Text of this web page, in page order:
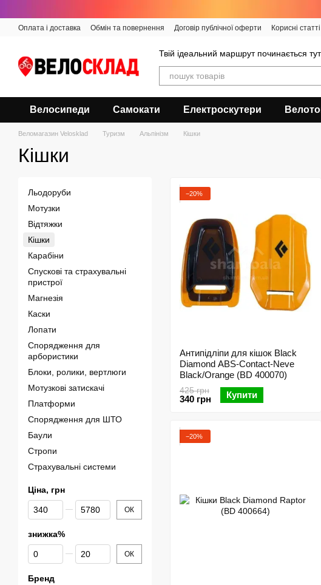
Оплата і доставка Обмін та повернення Договір публічної оферти Корисні статті
Твій ідеальний маршрут починається
Велосипеди Самокати Електроскутери
Веломагазин Velosklad Туризм Альпінізм Кішки
Кішки
−20%
Антипідліпи для кішок Black
Diamond ABS-Contact-Neve
Black/Orange (BD 400070)
425 грн
340 грн Купити
−20%
Льодоруби
Мотузки
Відтяжки
Кішки
Карабіни
Спускові та страхувальні
пристрої
Магнезія
Каски
Лопати
Спорядження для
арбористики
Блоки, ролики, вертлюги
Мотузкові затискачі
Платформи
Спорядження для ШТО
Баули
Стропи
Страхувальні системи
Ціна, грн
Від Ціна, грн
До Ціна, грн ОК
знижка%
Від знижка%
До знижка% ОК
Бренд